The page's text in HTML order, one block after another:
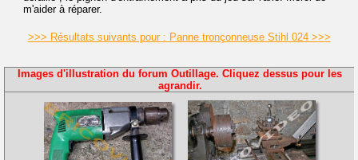
m'aider à réparer.
>>> Résultats suivants pour : Panne tronçonneuse Stihl 024 >>>
Images d'illustration du forum Outillage. Cliquez dessus pour les
agrandir.